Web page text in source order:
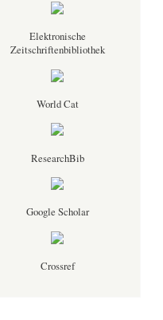
Elektronische
Zeitschriftenbibliothek
World Cat
ResearchBib
Google Scholar
Crossref